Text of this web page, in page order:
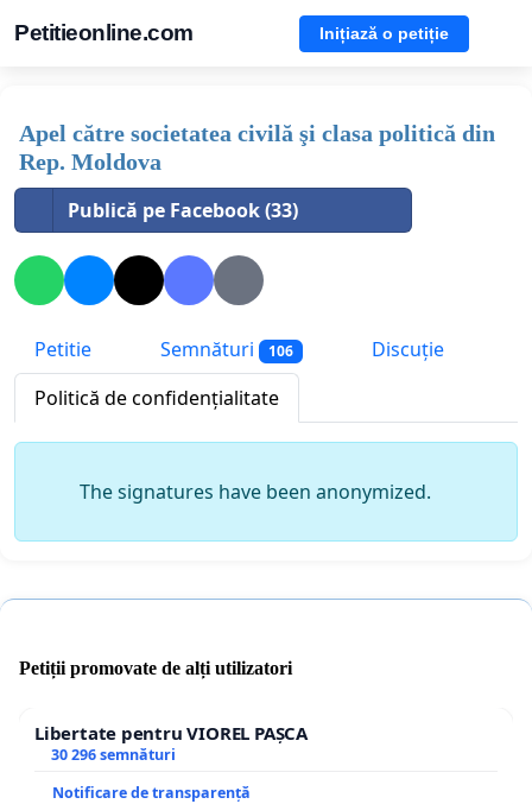
Petitieonline.com Inițiază o petiție
Apel către societatea civilă şi clasa politică din
Rep. Moldova
Publică pe Facebook (33)
Petitie Semnături 106
Discuție
Politică de confidențialitate
The signatures have been anonymized.
Petiții promovate de alți utilizatori
Libertate pentru VIOREL PAȘCA
30 296 semnături
Notificare de transparență